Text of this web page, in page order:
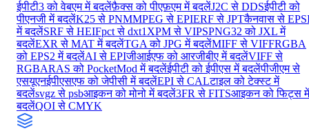
ईपीटी3 को वेबएम में बदलेंफ़ैक्स को पीएफ़एम में बदलेंJ2C से DDSईपीटी को
पीएनजी में बदलेंK25 से PNMMPEG से EPIERF से JPTकैनवास से
में बदलेंSRF से HEIFpct से dxt1 XPM से VIPSPNG32 को JXL में
बदलेंEXR से MAT में बदलेंTGA को JPG में बदलेंMIFF से VIFFRGBA
को EPS2 में बदलेंAI से EPIजीआईएफ को आरजीबीए में बदलेंVIFF से
RGBARAS को PocketMod में बदलेंईपीटी को ईपीएस में बदलेंपीजीएम से
एसयूएनईपीएसएफ को जेपीसी में बदलेंEPI से CALटाइल को टेक्स्ट में
बदलेंsvgz से psbआइकन को मोनो में बदलें3FR से FITSआइकन को फिट्स में
बदलेंQOI से CMYK